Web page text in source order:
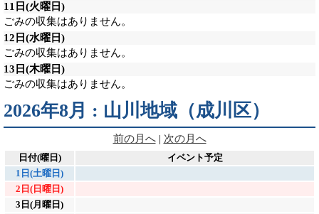
11日(火曜日)
ごみの収集はありません。
12日(水曜日)
ごみの収集はありません。
13日(木曜日)
ごみの収集はありません。
2026年8月 : 山川地域（成川区）
前の月へ| 次の月へ
日付(曜日)
イベント予定
1日(土曜日)
2日(日曜日)
3日(月曜日)